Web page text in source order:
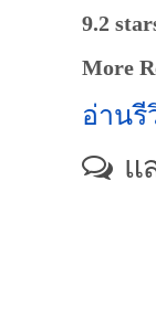
9.2
More
อ่านรี
แ